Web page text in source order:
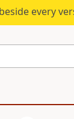
every